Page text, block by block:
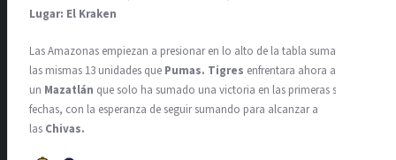
Lugar: El Kraken
Las Amazonas empiezan a presionar en lo alto de la tabla sumando
las mismas 13 unidades que Pumas. Tigres enfrentara ahora a
un Mazatlán que solo ha sumado una victoria en las primeras seis
fechas, con la esperanza de seguir sumando para alcanzar a
las Chivas.